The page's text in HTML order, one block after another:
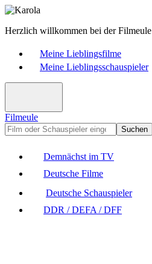
Herzlich willkommen bei der Filmeule
Meine Lieblingsfilme
Meine Lieblingsschauspieler
Filmeule
Suchen
Demnächst im TV
Deutsche Filme
Deutsche Schauspieler
DDR / DEFA / DFF